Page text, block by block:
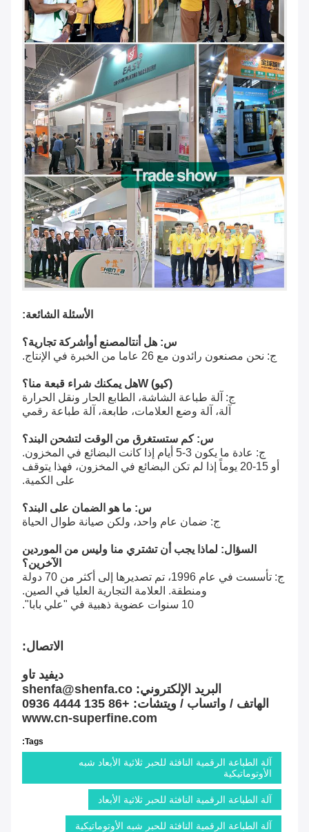
الأسئلة الشائعة:
س: هل أنتالمصنع أو شركة تجارية؟
ج: نحن مصنعون رائدون مع 26 عاما من الخبرة في الإنتاج.
(كيو) Wهل يمكنك شراء قبعة منا؟
ج: آلة طباعة الشاشة، الطابع الحار ونقل الحرارة
آلة، آلة وضع العلامات، طابعة، آلة طباعة رقمي
س: كم ستستغرق من الوقت لتشحن البند؟
ج: عادة ما يكون 3-5 أيام إذا كانت البضائع في المخزون.
أو 15-20 يوماً إذا لم تكن البضائع في المخزون، فهذا يتوقف
على الكمية.
س: ما هو الضمان على البند؟
ج: ضمان عام واحد، ولكن صيانة طوال الحياة
السؤال: لماذا يجب أن تشتري منا وليس من الموردين
الآخرين؟
ج: تأسست في عام 1996، تم تصديرها إلى أكثر من 70 دولة
ومنطقة. العلامة التجارية العليا في الصين.
10 سنوات عضوية ذهبية في "علي بابا".
الاتصال:
ديفيد تاو
البريد الإلكتروني: shenfa@shenfa.co
الهاتف / واتساب / ويتشات: +86 135 4444 0936
www.cn-superfine.com
Tags:
آلة الطباعة الرقمية النافثة للحبر ثلاثية الأبعاد شبه
الأوتوماتيكية
آلة الطباعة الرقمية النافثة للحبر ثلاثية الأبعاد
آلة الطباعة الرقمية النافثة للحبر شبه الأوتوماتيكية